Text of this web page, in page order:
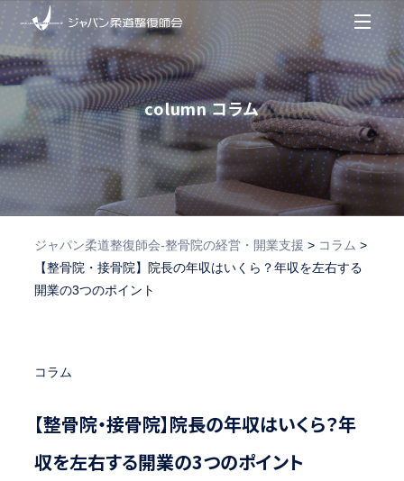
columnコラム
ジャパン柔道整復師会‐整骨院の経営・開業支援 > コラム >
【整骨院・接骨院】院長の年収はいくら？年収を左右する
開業の3つのポイント
コラム
【整骨院・接骨院】院長の年収はいくら？年
収を左右する開業の3つのポイント